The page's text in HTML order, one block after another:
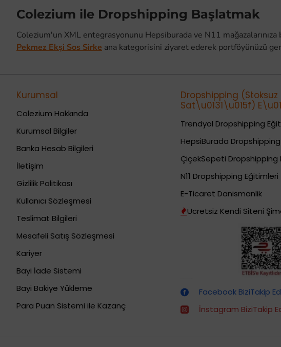
Colezium ile Dropshipping Başlatmak
Colezium'un XML entegrasyonunu Hepsiburada ve N11 mağazalarınıza
Pekmez Ekşi Sos Sirke ana kategorisini ziyaret ederek portföyünüzü
Kurumsal
Colezium Hakkında
Kurumsal Bilgiler
Banka Hesab Bilgileri
İletişim
Gizlilik Politikası
Kullanıcı Sözleşmesi
Teslimat Bilgileri
Mesafeli Satış Sözleşmesi
Kariyer
Bayi İade Sistemi
Bayi Bakiye Yükleme
Para Puan Sistemi ile Kazanç
Dropshipping (Stoksuz
Sat\u0131\u015f)
Trendyol Dropshipping
HepsiBurada
ÇiçekSepeti Dropshipping
N11 Dropshipping Eğitimleri
E-Ticaret Danismanlik
Ücretsiz Kendi Siteni
Facebook BiziTakip
İnstagram BiziTakip